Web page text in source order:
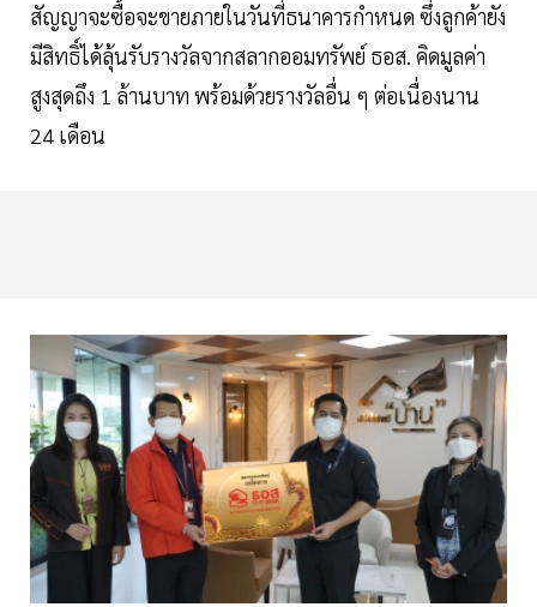
สัญญาจะซื้อจะขายภายในวันที่ธนาคารกำหนด ซึ่งลูกค้ายัง
มีสิทธิ์ได้ลุ้นรับรางวัลจากสลากออมทรัพย์ ธอส. คิดมูลค่า
สูงสุดถึง 1 ล้านบาท พร้อมด้วยรางวัลอื่น ๆ ต่อเนื่องนาน
24 เดือน